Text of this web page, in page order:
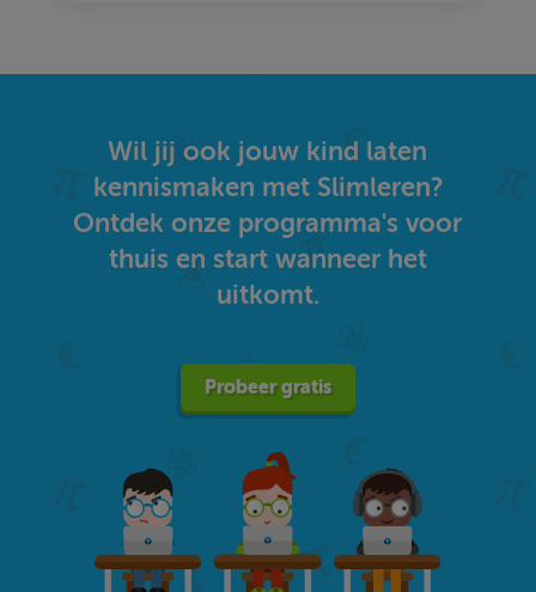
Wil jij ook jouw kind laten
kennismaken met Slimleren?
Ontdek onze programma's voor
thuis en start wanneer het
uitkomt.
Probeer gratis